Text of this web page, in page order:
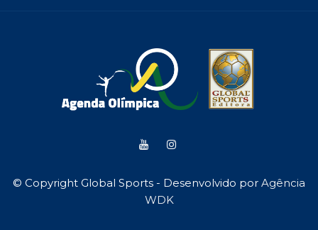
© Copyright Global Sports - Desenvolvido por Agência
WDK